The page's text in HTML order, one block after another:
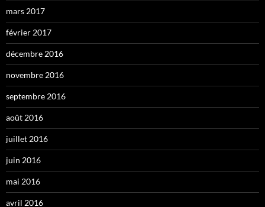
mars 2017
février 2017
décembre 2016
novembre 2016
septembre 2016
août 2016
juillet 2016
juin 2016
mai 2016
avril 2016